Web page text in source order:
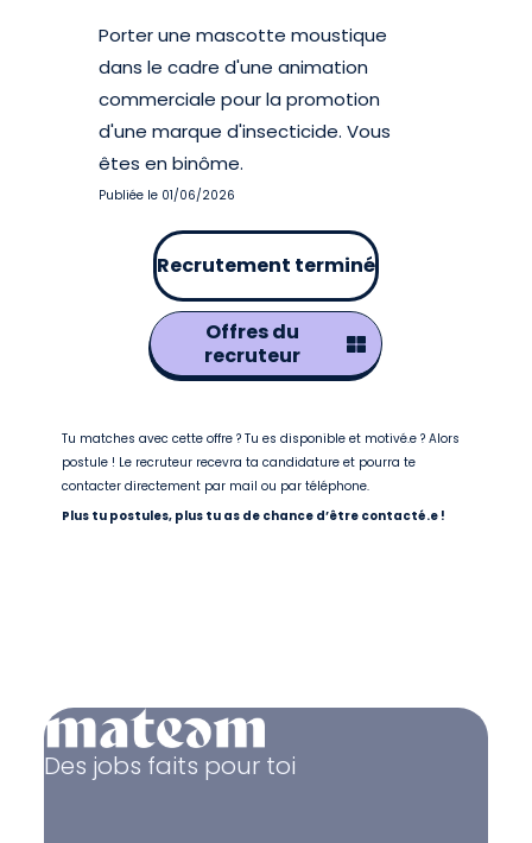
Porter une mascotte moustique
dans le cadre d'une animation
commerciale pour la promotion
d'une marque d'insecticide. Vous
êtes en binôme.
Publiée le 01/06/2026
Recrutement terminé
Offres du
recruteur
Tu matches avec cette offre ? Tu es disponible et motivé.e ? Alors
postule ! Le recruteur recevra ta candidature et pourra te
contacter directement par mail ou par téléphone.
Plus tu postules, plus tu as de chance d’être contacté.e !
Des jobs faits pour toi